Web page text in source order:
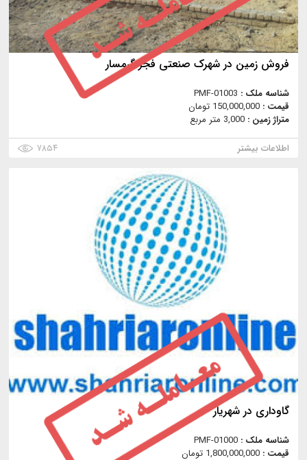
فروش زمين در شهرک صنعتی فجر گرمسار
شناسه ملک : PMF-01003
قیمت : 150,000,000 تومان
متراژ زمین : 3,000 متر مربع
اطلاعات بیشتر
۷۸۵۴
گاوداری در شهریار
شناسه ملک : PMF-01000
قیمت : 1,800,000,000 تومان